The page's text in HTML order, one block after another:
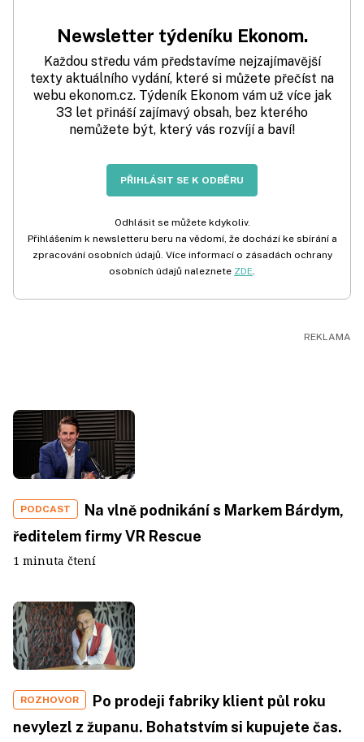
Newsletter týdeníku Ekonom.
Každou středu vám představíme nejzajímavější
texty aktuálního vydání, které si můžete přečíst na
webu ekonom.cz. Týdeník Ekonom vám už více jak
33 let přináší zajímavý obsah, bez kterého
nemůžete být, který vás rozvíjí a baví!
PŘIHLÁSIT SE K ODBĚRU
Odhlásit se můžete kdykoliv.
Přihlášením k newsletteru beru na vědomí, že dochází ke sbírání a
zpracování osobních údajů. Více informací o zásadách ochrany
osobních údajů naleznete ZDE.
PODCAST
Na vlně podnikání s Markem Bárdym,
ředitelem firmy VR Rescue
1 minuta čtení
ROZHOVOR
Po prodeji fabriky klient půl roku
nevylezl z županu. Bohatstvím si kupujete čas.